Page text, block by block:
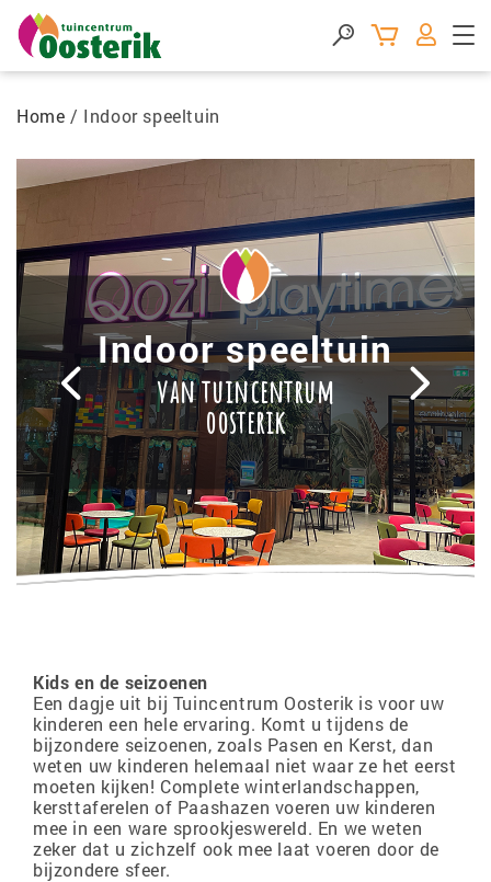
Home / Indoor speeltuin
Indoor speeltuin
van tuincentrum
oosterik
V
o
r
i
g
e
V
o
l
g
e
n
d
e
Kids en de seizoenen
Een dagje uit bij Tuincentrum Oosterik is voor uw
kinderen een hele ervaring. Komt u tijdens de
bijzondere seizoenen, zoals Pasen en Kerst, dan
weten uw kinderen helemaal niet waar ze het eerst
moeten kijken! Complete winterlandschappen,
kersttaferelen of Paashazen voeren uw kinderen
mee in een ware sprookjeswereld. En we weten
zeker dat u zichzelf ook mee laat voeren door de
bijzondere sfeer.